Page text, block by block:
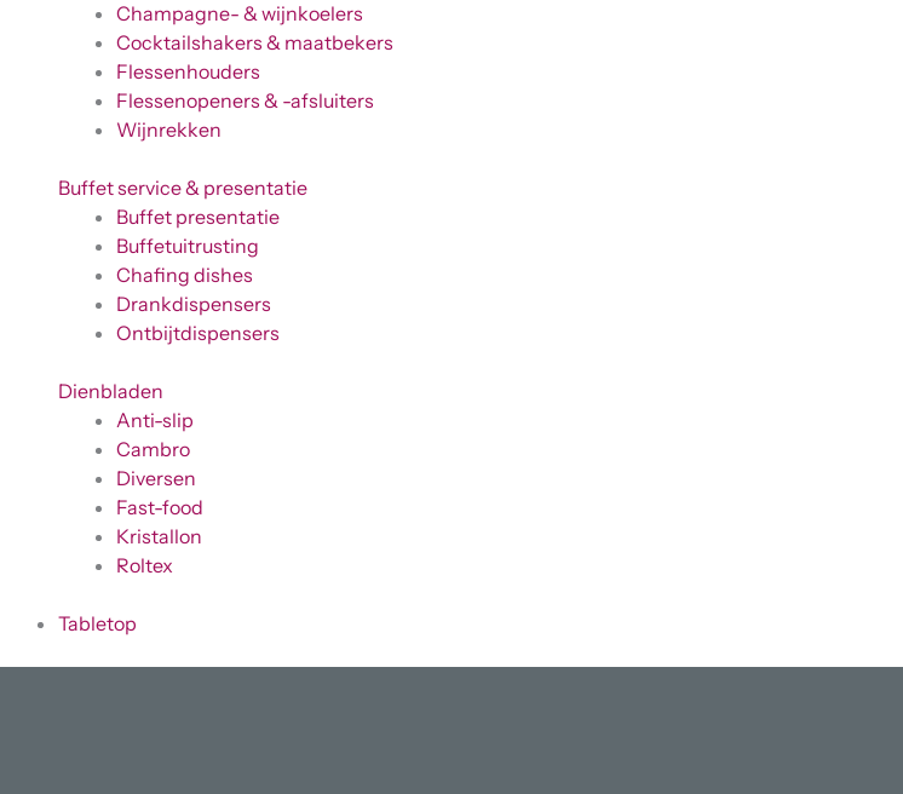
Champagne- & wijnkoelers
Cocktailshakers & maatbekers
Flessenhouders
Flessenopeners & -afsluiters
Wijnrekken
Buffet service & presentatie
Buffet presentatie
Buffetuitrusting
Chafing dishes
Drankdispensers
Ontbijtdispensers
Dienbladen
Anti-slip
Cambro
Diversen
Fast-food
Kristallon
Roltex
Tabletop